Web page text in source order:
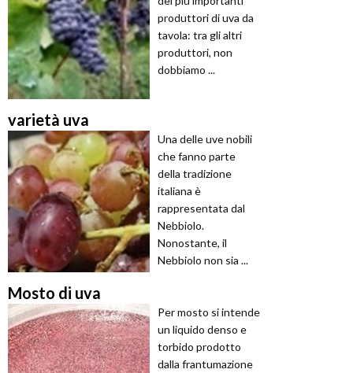
produttori di uva da
tavola: tra gli altri
produttori, non
dobbiamo ...
varietà uva
Una delle uve nobili
che fanno parte
della tradizione
italiana è
rappresentata dal
Nebbiolo.
Nonostante, il
Nebbiolo non sia ...
Mosto di uva
Per mosto si intende
un liquido denso e
torbido prodotto
dalla frantumazione